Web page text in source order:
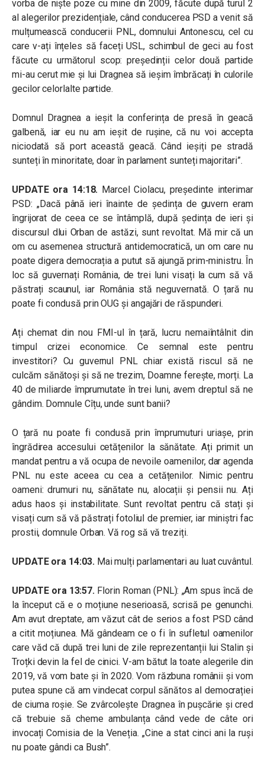
vorba de niște poze cu mine din 2009, făcute după turul 2
al alegerilor prezidențiale, când conducerea PSD a venit să
mulțumească conducerii PNL, domnului Antonescu, cel cu
care v-ați înțeles să faceți USL, schimbul de geci au fost
făcute cu următorul scop: președinții celor două partide
mi-au cerut mie și lui Dragnea să ieșim îmbrăcați în culorile
gecilor celorlalte partide.
Domnul Dragnea a ieșit la conferința de presă în geacă
galbenă, iar eu nu am ieșit de rușine, că nu voi accepta
niciodată să port această geacă. Când ieșiți pe stradă
sunteți în minoritate, doar în parlament sunteți majoritari”.
UPDATE ora 14:18. Marcel Ciolacu, președinte interimar
PSD: „Dacă până ieri înainte de ședința de guvern eram
îngrijorat de ceea ce se întâmplă, după ședința de ieri și
discursul dlui Orban de astăzi, sunt revoltat. Mă mir că un
om cu asemenea structură antidemocratică, un om care nu
poate digera democrația a putut să ajungă prim-ministru. În
loc să guvernați România, de trei luni visați la cum să vă
păstrați scaunul, iar România stă neguvernată. O țară nu
poate fi condusă prin OUG și angajări de răspunderi.
Ați chemat din nou FMI-ul în țară, lucru nemaiîntâlnit din
timpul crizei economice. Ce semnal este pentru
investitori? Cu guvernul PNL chiar există riscul să ne
culcăm sănătoși și să ne trezim, Doamne ferește, morți. La
40 de miliarde împrumutate în trei luni, avem dreptul să ne
gândim. Domnule Cîțu, unde sunt banii?
O țară nu poate fi condusă prin împrumuturi uriașe, prin
îngrădirea accesului cetățenilor la sănătate. Ați primit un
mandat pentru a vă ocupa de nevoile oamenilor, dar agenda
PNL nu este aceea cu cea a cetățenilor. Nimic pentru
oameni: drumuri nu, sănătate nu, alocații și pensii nu. Ați
adus haos și instabilitate. Sunt revoltat pentru că stați și
visați cum să vă păstrați fotoliul de premier, iar miniștri fac
prostii, domnule Orban. Vă rog să vă treziți.
UPDATE ora 14:03.Mai mulți parlamentari au luat cuvântul.
UPDATE ora 13:57. Florin Roman (PNL): „Am spus încă de
la început că e o moțiune neserioasă, scrisă pe genunchi.
Am avut dreptate, am văzut cât de serios a fost PSD când
a citit moțiunea. Mă gândeam ce o fi în sufletul oamenilor
care văd că după trei luni de zile reprezentanții lui Stalin și
Troțki devin la fel de cinici. V-am bătut la toate alegerile din
2019, vă vom bate și în 2020. Vom răzbuna românii și vom
putea spune că am vindecat corpul sănătos al democrației
de ciuma roșie. Se zvârcolește Dragnea în pușcărie și cred
că trebuie să cheme ambulanța când vede de câte ori
invocați Comisia de la Veneția. „Cine a stat cinci ani la ruși
nu poate gândi ca Bush”.